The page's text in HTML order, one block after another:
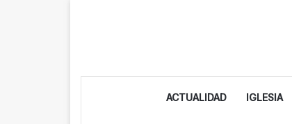
ACTUALIDAD IGLESIA